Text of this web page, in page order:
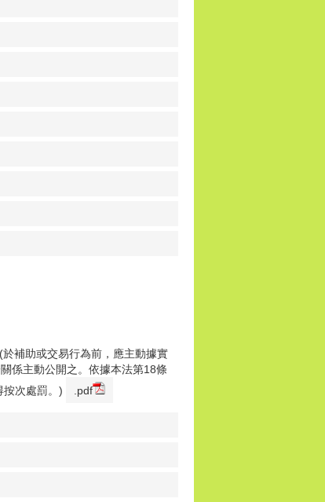
補助或交易行為前，應主動據實
係主動公開之。依據本法第18條
按次處罰。)
.pdf